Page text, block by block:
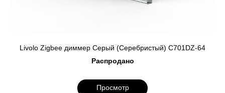
Livolo Zigbee диммер Серый (Серебристый) C701DZ-64
Распродано
Просмотр